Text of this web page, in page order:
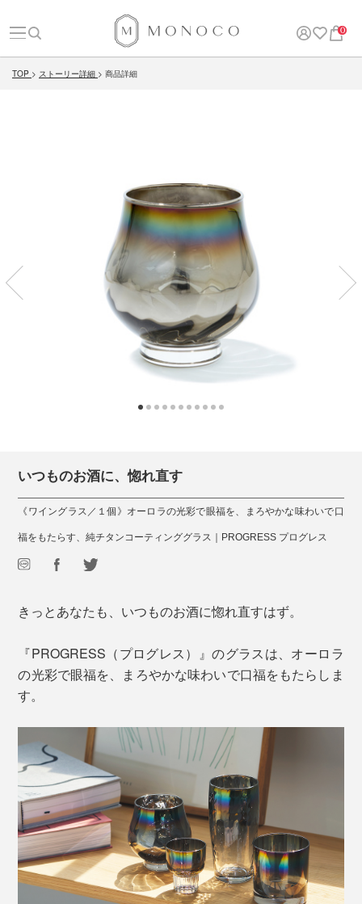
0
TOP ストーリー詳細 商品詳細
いつものお酒に、惚れ直す
《ワイングラス／１個》オーロラの光彩で眼福を、まろやかな味わいで口
福をもたらす、純チタンコーティンググラス｜PROGRESS プログレス
きっとあなたも、いつものお酒に惚れ直すはず。
『PROGRESS（プログレス）』のグラスは、オーロラ
の光彩で眼福を、まろやかな味わいで口福をもたらしま
す。